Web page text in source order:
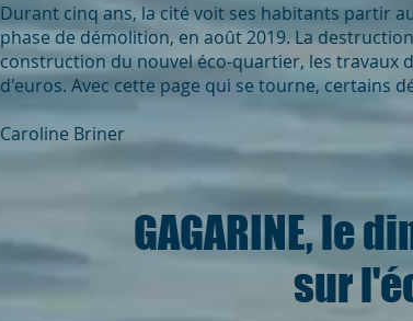
Durant cinq ans, la cité voit ses habitants partir
phase de démolition, en août 2019. La
construction du nouvel éco-quartier, les travaux
d'euros. Avec cette page qui se tourne, certains
Caroline Briner
GAGARINE, le
sur